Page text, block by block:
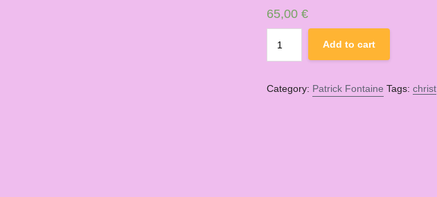
65,00 €
Atelier
Fontaine
Add to cart
Category: Patrick Fontaine Tags: christ